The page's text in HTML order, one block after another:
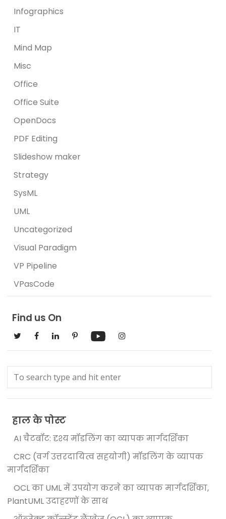
Infographics
IT
Mind Map
Misc
Office
Office Suite
OpenDocs
PDF Editing
Slideshow maker
Strategy
SysML
UML
Uncategorized
Visual Paradigm
VP Pipeline
VPasCode
Find us On
हाल के पोस्ट
AI चैटबॉट: दृश्य मॉडलिंग का व्यापक मार्गदर्शिका
CRC (वर्ग उत्तरदायित्व सहयोगी) मॉडलिंग के व्यापक
मार्गदर्शिका
OCL का UML में उपयोग करने का व्यापक मार्गदर्शिका,
PlantUML उदाहरणों के साथ